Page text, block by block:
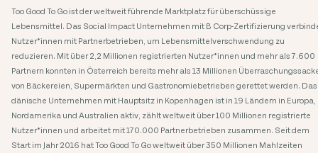
Too Good To Go ist der weltweit führende Marktplatz für überschüssige
Lebensmittel. Das Social Impact Unternehmen mit B Corp-Zertifizierung
Nutzer*innen mit Partnerbetrieben, um Lebensmittelverschwendung zu
reduzieren. Mit über 2,2 Millionen registrierten Nutzer*innen und mehr als 7.600
Partnern konnten in Österreich bereits mehr als 13 Millionen
von Bäckereien, Supermärkten und Gastronomiebetrieben gerettet werden. Das
dänische Unternehmen mit Hauptsitz in Kopenhagen ist in 19 Ländern in Europa,
Nordamerika und Australien aktiv, zählt weltweit über 100 Millionen registrierte
Nutzer*innen und arbeitet mit 170.000 Partnerbetrieben zusammen. Seit dem
Start im Jahr 2016 hat Too Good To Go weltweit über 350 Millionen Mahlzeiten